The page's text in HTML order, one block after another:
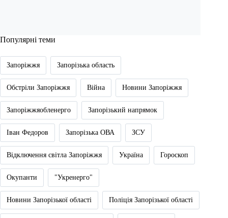
Популярні теми
Запоріжжя Запорізька область
Обстріли Запоріжжя Війна Новини Запоріжжя
Запоріжжяобленерго Запорізький напрямок
Іван Федоров Запорізька ОВА ЗСУ
Відключення світла Запоріжжя Україна Гороскоп
Окупанти "Укренерго"
Новини Запорізької області Поліція Запорізької області